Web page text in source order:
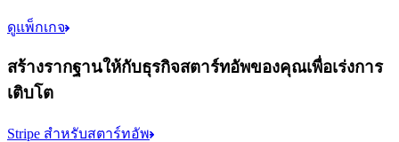
ดูแพ็กเกจ
สร้างรากฐานให้กับธุรกิจสตาร์ทอัพของคุณเพื่อเร่งการ
เติบโต
Stripe สำหรับสตาร์ทอัพ